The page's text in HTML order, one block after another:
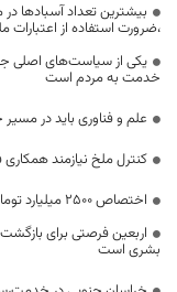
بیشترین تعداد آسبادها
،ضرورت استفاده از اعتبارات
یکی از سیاست‌های اصلی
خدمت به مردم است
علم و فناوری باید در
کنترل ملخ نیازمند
اختصاص 2500 میلیارد تومان برای توسعه راه‌های دوبانده خراسان جنوبی
اربعین فرصتی برای
بشری است